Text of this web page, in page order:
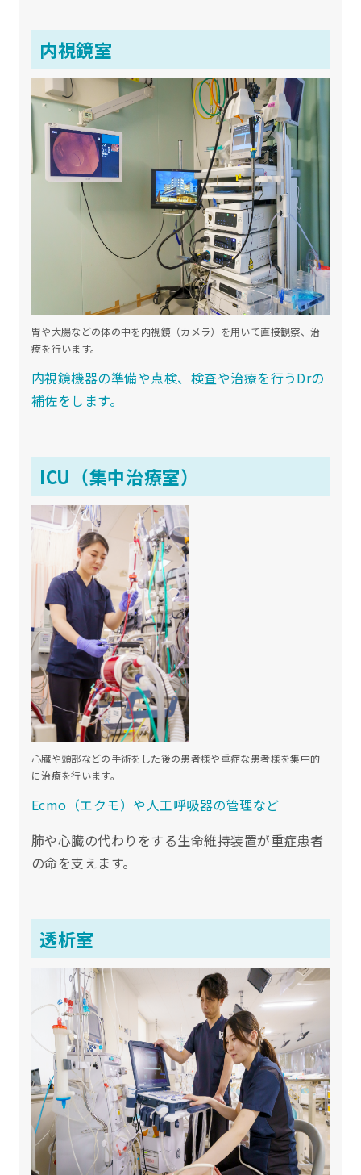
内視鏡室
胃や大腸などの体の中を内視鏡（カメラ）を用いて直接観察、治
療を行います。
内視鏡機器の準備や点検、検査や治療を行うDrの
補佐をします。
ICU（集中治療室）
心臓や頭部などの手術をした後の患者様や重症な患者様を集中的
に治療を行います。
Ecmo（エクモ）や人工呼吸器の管理など
肺や心臓の代わりをする生命維持装置が重症患者
の命を支えます。
透析室